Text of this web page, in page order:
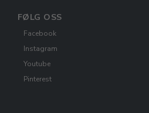
FØLG OSS
Facebook
Instagram
Youtube
Pinterest